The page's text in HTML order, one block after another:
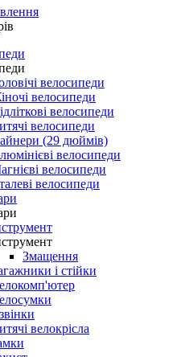
велосипеди
велосипеди
велосипеди
велосипеди
(29 дюймів)
велосипеди
велосипеди
велосипеди
Змащення
і стійки
велокрісла